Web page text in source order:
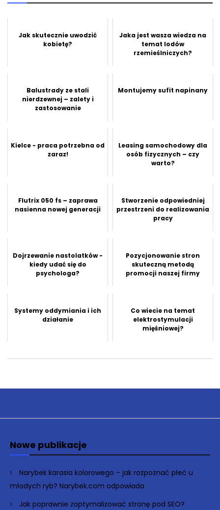
Jak skutecznie uwodzić
kobietę?
Jaka jest wasza wiedza na
temat lodów
rzemieślniczych?
Balustrady ze stali
nierdzewnej – zalety i
zastosowanie
Montujemy sufit napinany
Kielce - praca potrzebna od
zaraz!
Leasing samochodowy dla
osób fizycznych – czy
warto?
Flutrix 050 fs – zaprawa
nasienna nowej generacji
Stworzenie odpowiedniej
przestrzeni do realizowania
pracy
Dojrzewanie nastolatków -
kiedy udać się do
psychologa?
Pozycjonowanie stron
skuteczną metodą
promocji naszej firmy
Systemy oddymiania i ich
działanie
Co wiecie na temat
elektrostymulacji
mięśniowej?
Nowe publikacje
Narybek karasia kolorowego – jak rozpoznać płeć u
młodych ryb? Narybek.com odpowiada
Jak poprawnie zoptymalizować stronę pod SEO?